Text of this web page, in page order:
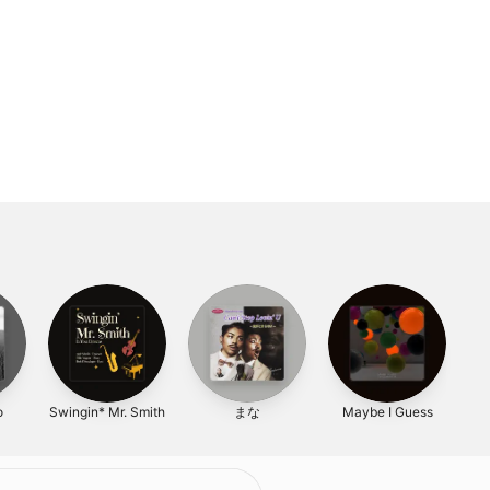
Swingin* Mr. Smith まな Maybe I Guess